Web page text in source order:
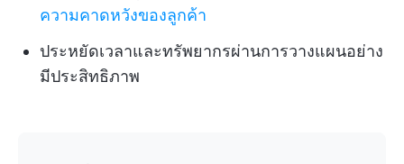
ความคาดหวังของลูกค้า
ประหยัดเวลาและทรัพยากรผ่านการวางแผนอย่าง
มีประสิทธิภาพ